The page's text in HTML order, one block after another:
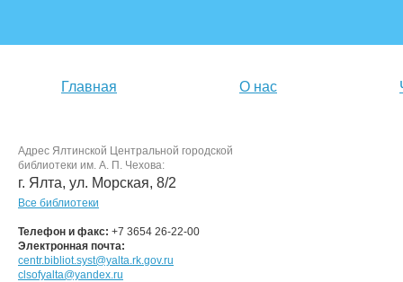
Главная О нас
Адрес Ялтинской Центральной городской
библиотеки им. А. П. Чехова:
г. Ялта, ул. Морская, 8/2
Все библиотеки
Телефон и факс: +7 3654 26-22-00
Электронная почта:
centr.bibliot.syst@yalta.rk.gov.ru
clsofyalta@yandex.ru